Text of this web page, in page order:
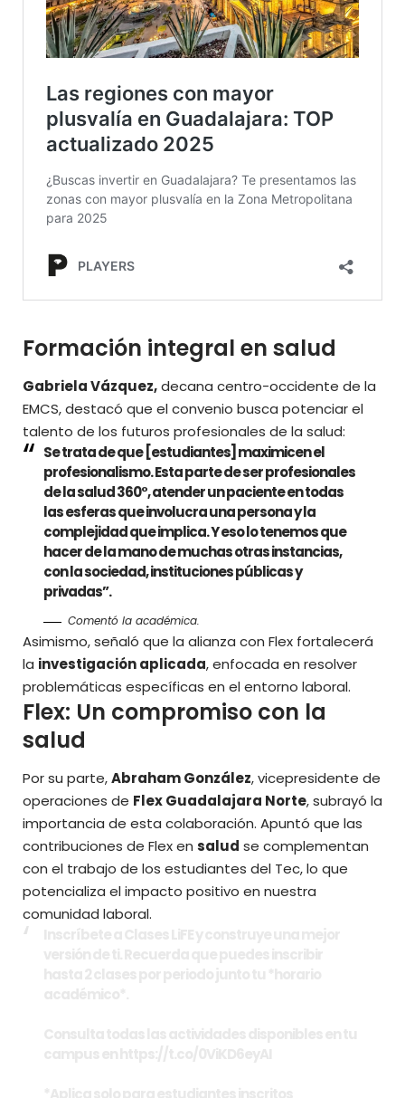
Formación integral en salud
Gabriela Vázquez,decana centro-occidente de la
EMCS, destacó que el convenio busca potenciar el
talento de los futuros profesionales de la salud:
Se trata de que [estudiantes] maximicen el
profesionalismo. Esta parte de ser profesionales
de la salud 360°, atender un paciente en todas
las esferas que involucra una persona y la
complejidad que implica. Y eso lo tenemos que
hacer de la mano de muchas otras instancias,
con la sociedad, instituciones públicas y
privadas”.
Comentó la académica.
Asimismo, señaló que la alianza con Flex fortalecerá
la investigación aplicada, enfocada en resolver
problemáticas específicas en el entorno laboral.
Flex: Un compromiso con la
salud
Por su parte,Abraham González, vicepresidente de
operaciones de Flex Guadalajara Norte, subrayó la
importancia de esta colaboración. Apuntó que las
contribuciones de Flex en salud se complementan
con el trabajo de los estudiantes del Tec, lo que
potencializa el impacto positivo en nuestra
comunidad laboral.